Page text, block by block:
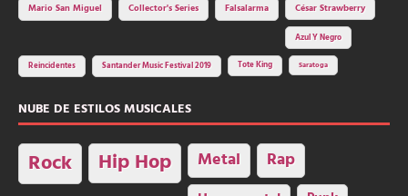
Mario San Miguel
Collector's Series Falsalarma César Strawberry
Azul Y Negro
Reincidentes Santander Music Festival 2019 Tote King Saratoga
NUBE DE ESTILOS MUSICALES
Rock Hip Hop Metal Rap